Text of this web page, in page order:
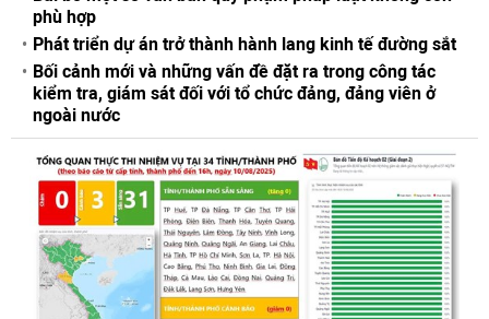
phù hợp
Phát triển dự án trở thành hành lang kinh tế đường sắt
Bối cảnh mới và những vấn đề đặt ra trong công tác
kiểm tra, giám sát đối với tổ chức đảng, đảng viên ở
ngoài nước